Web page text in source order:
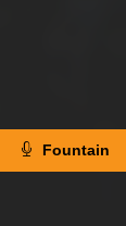
Fountain